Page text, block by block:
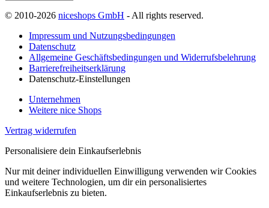
© 2010-2026 niceshops GmbH - All rights reserved.
Impressum und Nutzungsbedingungen
Datenschutz
Allgemeine Geschäftsbedingungen und Widerrufsbelehrung
Barrierefreiheitserklärung
Datenschutz-Einstellungen
Unternehmen
Weitere nice Shops
Vertrag widerrufen
Personalisiere dein Einkaufserlebnis
Nur mit deiner individuellen Einwilligung verwenden wir Cookies
und weitere Technologien, um dir ein personalisiertes
Einkaufserlebnis zu bieten.